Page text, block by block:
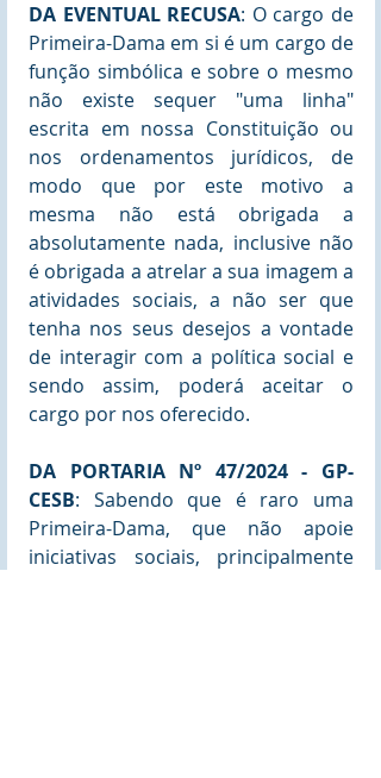
DA EVENTUAL RECUSA: O cargo de
Primeira-Dama em si é um cargo de
função simbólica e sobre o mesmo
não existe sequer "uma linha"
escrita em nossa Constituição ou
nos ordenamentos jurídicos, de
modo que por este motivo a
mesma não está obrigada a
absolutamente nada, inclusive não
é obrigada a atrelar a sua imagem a
atividades sociais, a não ser que
tenha nos seus desejos a vontade
de interagir com a política social e
sendo assim, poderá aceitar o
cargo por nos oferecido.
DA PORTARIA Nº 47/2024 - GP-
CESB: Sabendo que é raro uma
Primeira-Dama, que não apoie
iniciativas sociais, principalmente